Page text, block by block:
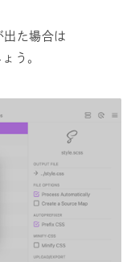
出た場合は
う。